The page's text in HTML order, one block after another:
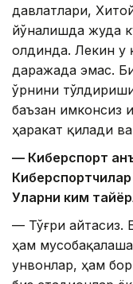
давлатлари,
йўналишда жуда
олдинда. Лекин у
даражада эмас.
ўрнини
баъзан имконсиз
ҳаракат қилади
— Киберспорт
Уларни ким
— Тўғри айтасиз.
ҳам
унвонлар, ҳам